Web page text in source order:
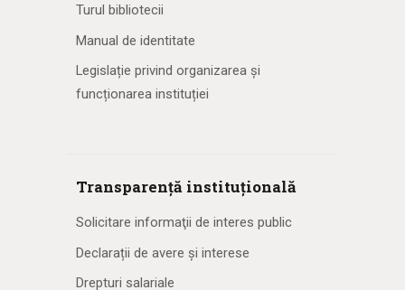
Turul bibliotecii
Manual de identitate
Legislație privind organizarea și
funcționarea instituției
Transparență instituțională
Solicitare informaţii de interes public
Declarații de avere și interese
Drepturi salariale